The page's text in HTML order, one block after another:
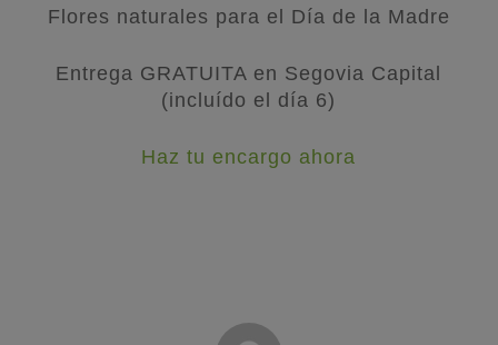
Flores naturales para el Día de la Madre
Entrega GRATUITA en Segovia Capital
(incluído el día 6)
Haz tu encargo ahora